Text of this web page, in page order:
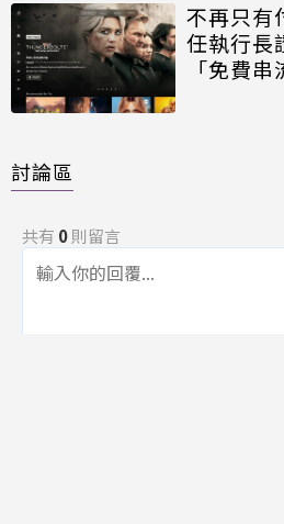
不再只有
任執行長
「免費
討論區
共有 0則留言